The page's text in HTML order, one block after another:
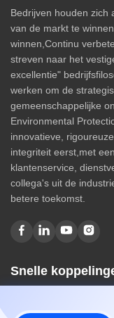
Bedrijven houden zich
van de markt te
winnen,Continu
streven naar het
excellentie"
werken om de
gemeenschappelijke
Environmental
innovatieve,
integriteit eerst,met
klantenservice,
collega's uit de
betere toekomst.
Snelle
Over ons